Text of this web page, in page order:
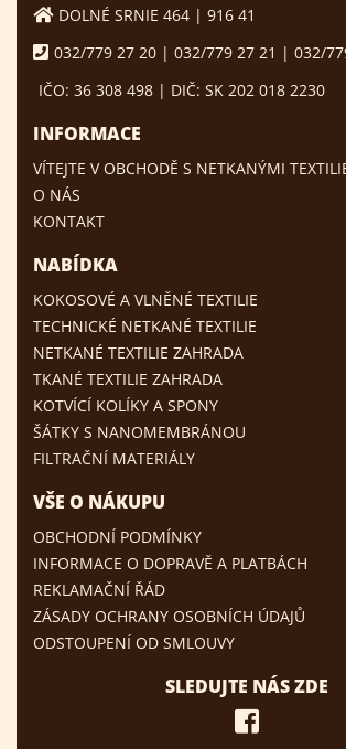
DOLNÉ SRNIE 464 | 916 41
032/779 27 20 | 032/779 27 21 | 032/
IČO: 36 308 498 | DIČ: SK 202 018 2230
INFORMACE
VÍTEJTE V OBCHODĚ S NETKANÝMI
O NÁS
KONTAKT
NABÍDKA
KOKOSOVÉ A VLNĚNÉ TEXTILIE
TECHNICKÉ NETKANÉ TEXTILIE
NETKANÉ TEXTILIE ZAHRADA
TKANÉ TEXTILIE ZAHRADA
KOTVÍCÍ KOLÍKY A SPONY
ŠÁTKY S NANOMEMBRÁNOU
FILTRAČNÍ MATERIÁLY
VŠE O NÁKUPU
OBCHODNÍ PODMÍNKY
INFORMACE O DOPRAVĚ A PLATBÁCH
REKLAMAČNÍ ŘÁD
ZÁSADY OCHRANY OSOBNÍCH ÚDAJŮ
ODSTOUPENÍ OD SMLOUVY
SLEDUJTE NÁS ZDE